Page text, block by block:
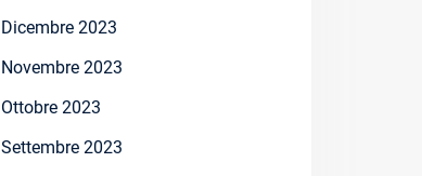
Dicembre 2023
Novembre 2023
Ottobre 2023
Settembre 2023